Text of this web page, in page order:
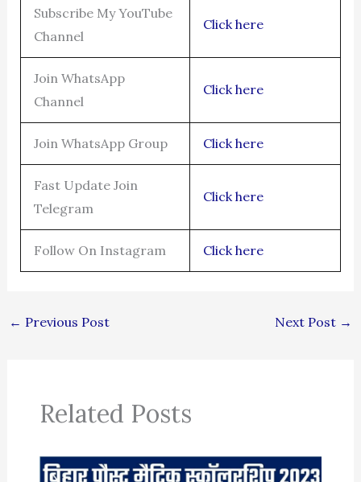
Subscribe My YouTube
Channel
Click here
Join WhatsApp
Channel
Click here
Join WhatsApp Group Click here
Fast Update Join
Telegram
Click here
Follow On Instagram Click here
← Previous Post Next Post →
Related Posts